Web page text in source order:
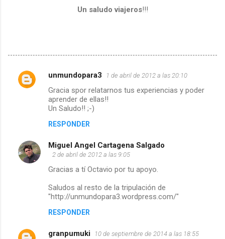
Un saludo viajeros!!!
C
e
n
unmundopara3 1 de abril de 2012 a las 20:10
Gracia spor relatarnos tus experiencias y poder
aprender de ellas!!
Un Saludo!! ;-)
RESPONDER
Miguel Angel Cartagena Salgado
2 de abril de 2012 a las 9:05
Gracias a tí Octavio por tu apoyo.
Saludos al resto de la tripulación de
"http://unmundopara3.wordpress.com/"
RESPONDER
granpumuki 10 de septiembre de 2014 a las 18:55